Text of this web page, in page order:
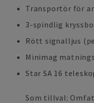
Transportör för
3-spindlig
Rött signalljus
Minimag
Star SA 16
Som tillval: